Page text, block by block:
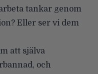
tankar genom
Eller ser vi dem
att själva
och